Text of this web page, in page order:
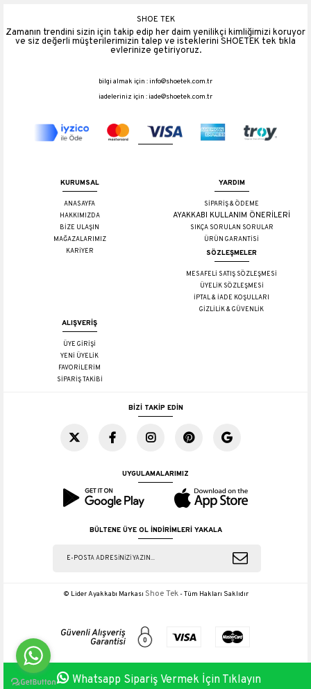
SHOE TEK
Zamanın trendini sizin için takip edip her daim yenilikçi kimliğimizi koruyor
ve siz değerli müşterilerimizin talep ve isteklerini SHOETEK tek tıkla
evlerinize getiriyoruz.
bilgi almak için :info@shoetek.com.tr
iadeleriniz için :iade@shoetek.com.tr
KURUMSAL
ANASAYFA
HAKKIMIZDA
BİZE ULAŞIN
MAĞAZALARIMIZ
KARİYER
YARDIM
SİPARİŞ & ÖDEME
AYAKKABI KULLANIM ÖNERİLERİ
SIKÇA SORULAN SORULAR
ÜRÜN GARANTİSİ
SÖZLEŞMELER
MESAFELİ SATIŞ SÖZLEŞMESİ
ÜYELİK SÖZLEŞMESİ
İPTAL & İADE KOŞULLARI
GİZLİLİK & GÜVENLİK
ALIŞVERİŞ
ÜYE GİRİŞİ
YENİ ÜYELİK
FAVORİLERİM
SİPARİŞ TAKİBİ
BİZİ TAKİP EDİN
UYGULAMALARIMIZ
BÜLTENE ÜYE OL İNDİRİMLERİ YAKALA
© Lider Ayakkabı Markası Shoe Tek- Tüm Hakları Saklıdır
Whatsapp Sipariş Vermek İçin Tıklayın